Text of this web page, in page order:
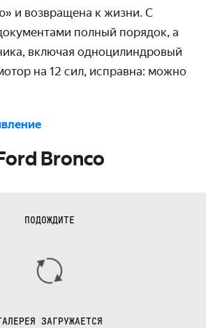
и возвращена к жизни. С
полный порядок, а
включая одноцилиндровый
на 12 сил, исправна: можно
Bronco
ПОДОЖДИТЕ
ЗАГРУЖАЕТСЯ